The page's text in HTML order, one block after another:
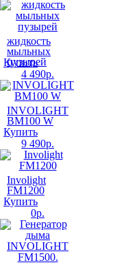
жидкость
мыльных
пузырей
Купить
4 490р.
INVOLIGHT
BM100 W
Купить
9 490р.
Involight
FM1200
Купить
0р.